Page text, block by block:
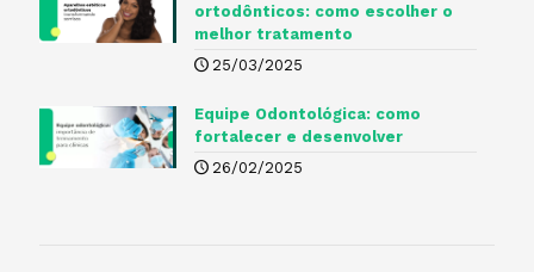
ortodônticos: como escolher o
melhor tratamento
25/03/2025
Equipe Odontológica: como
fortalecer e desenvolver
26/02/2025